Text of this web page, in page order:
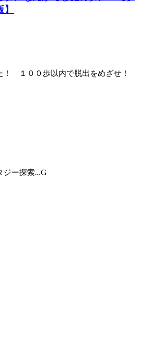
！ １００歩以内で脱出をめざせ！
ジー探索...G